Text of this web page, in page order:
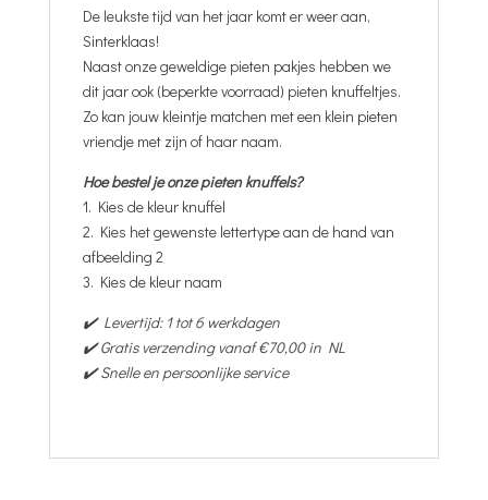
De leukste tijd van het jaar komt er weer aan,
Sinterklaas!
Naast onze geweldige pieten pakjes hebben we
dit jaar ook (beperkte voorraad) pieten knuffeltjes.
Zo kan jouw kleintje matchen met een klein pieten
vriendje met zijn of haar naam.
Hoe bestel je onze pieten knuffels?
1. Kies de kleur knuffel
2. Kies het gewenste lettertype aan de hand van
afbeelding 2
3. Kies de kleur naam
✔️ Levertijd: 1 tot 6 werkdagen
✔️ Gratis verzending vanaf €70,00 in NL
✔️ Snelle en persoonlijke service